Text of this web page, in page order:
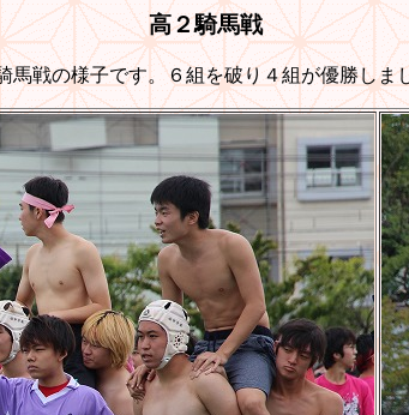
高２騎馬戦
馬戦の様子です。６組を破り４組が優勝しま